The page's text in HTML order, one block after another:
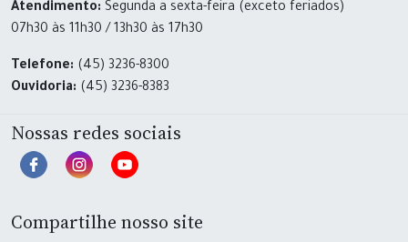
Atendimento: Segunda a sexta-feira (exceto feriados)
07h30 às 11h30 / 13h30 às 17h30
Telefone: (45) 3236-8300
Ouvidoria: (45) 3236-8383
Nossas redes sociais
Compartilhe nosso site